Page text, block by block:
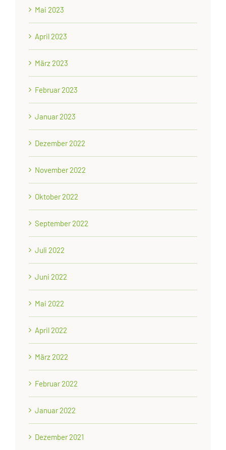
Mai 2023
April 2023
März 2023
Februar 2023
Januar 2023
Dezember 2022
November 2022
Oktober 2022
September 2022
Juli 2022
Juni 2022
Mai 2022
April 2022
März 2022
Februar 2022
Januar 2022
Dezember 2021